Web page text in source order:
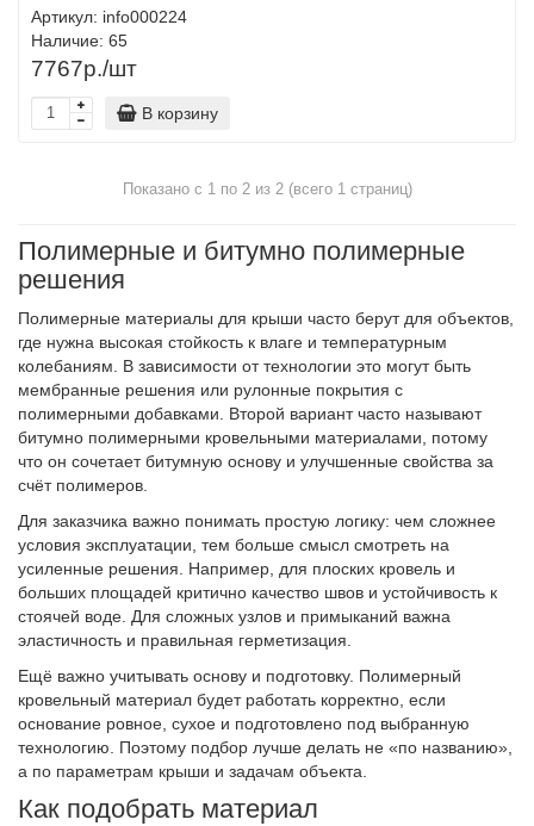
Артикул: info000224
Наличие: 65
7767р./шт
В корзину
Показано с 1 по 2из 2 (всего 1 страниц)
Полимерные и битумно полимерные
решения
Полимерные материалы для крыши часто берут для объектов,
где нужна высокая стойкость к влаге и температурным
колебаниям. В зависимости от технологии это могут быть
мембранные решения или рулонные покрытия с
полимерными добавками. Второй вариант часто называют
битумно полимерными кровельными материалами, потому
что он сочетает битумную основу и улучшенные свойства за
счёт полимеров.
Для заказчика важно понимать простую логику: чем сложнее
условия эксплуатации, тем больше смысл смотреть на
усиленные решения. Например, для плоских кровель и
больших площадей критично качество швов и устойчивость к
стоячей воде. Для сложных узлов и примыканий важна
эластичность и правильная герметизация.
Ещё важно учитывать основу и подготовку. Полимерный
кровельный материал будет работать корректно, если
основание ровное, сухое и подготовлено под выбранную
технологию. Поэтому подбор лучше делать не «по названию»,
а по параметрам крыши и задачам объекта.
Как подобрать материал